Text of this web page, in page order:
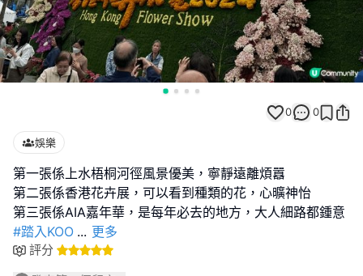
0 0
娛樂
第一張係上水梧桐河徑風景優美，寧靜遠離煩囂
第二張係香港花卉展，可以看到種類的花，心曠神怡
#踏入KOO ... 更多
評分